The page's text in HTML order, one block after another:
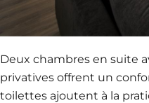
Deux chambres en suite
privatives offrent un
toilettes ajoutent à la